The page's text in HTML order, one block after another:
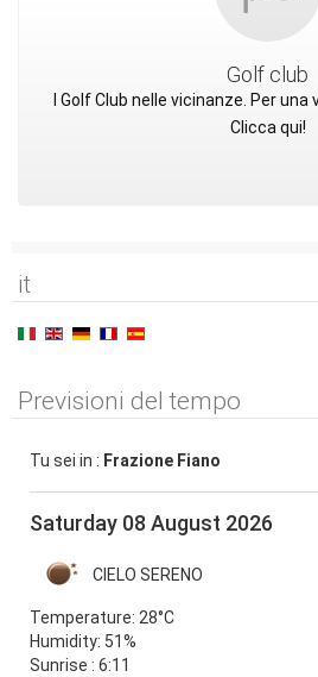
Golf club
I Golf Club nelle vicinanze. Per una
Clicca qui!
it
Previsioni del tempo
Tu sei in : Frazione Fiano
Saturday 08 August 2026
CIELO SERENO
Temperature: 28°C
Humidity: 51%
Sunrise : 6:11